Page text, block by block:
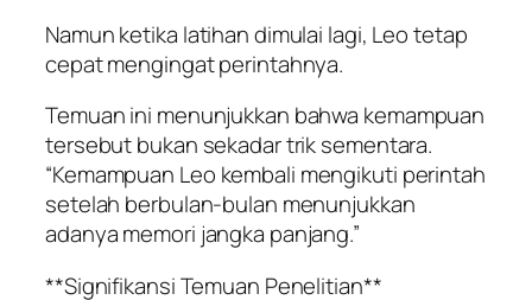
Namun ketika latihan dimulai lagi, Leo tetap
cepat mengingat perintahnya.
Temuan ini menunjukkan bahwa kemampuan
tersebut bukan sekadar trik sementara.
“Kemampuan Leo kembali mengikuti perintah
setelah berbulan-bulan menunjukkan
adanya memori jangka panjang.”
**Signifikansi Temuan Penelitian**